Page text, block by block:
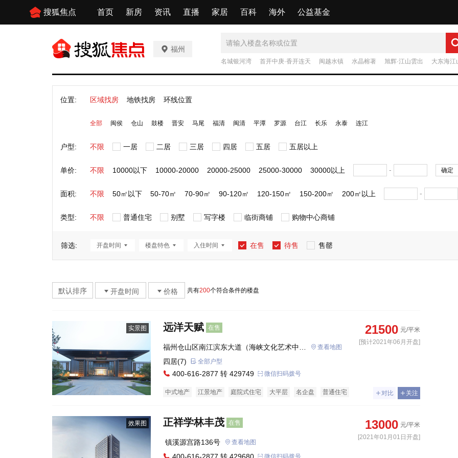
搜狐焦点 首页 新房 资讯 直播 家居 百科 海外 公益基金
福州
名城银河湾 首开中庚·香开连天 闽越水镇 水晶榕著 旭辉·江山雲出 大东海江
位置: 区域找房 地铁找房 环线位置
全部 闽侯 仓山 鼓楼 晋安 马尾 福清 闽清 平潭 罗源 台江 长乐 永泰 连江
户型: 不限 一居 二居 三居 四居 五居 五居以上
单价: 不限 10000以下 10000-20000 20000-25000 25000-30000 30000以上 - 确定
面积: 不限 50㎡以下 50-70㎡ 70-90㎡ 90-120㎡ 120-150㎡ 150-200㎡ 200㎡以上 -
类型: 不限 普通住宅 别墅 写字楼 临街商铺 购物中心商铺
筛选: 开盘时间 楼盘特色 入住时间 在售 待售 售罄
默认排序 开盘时间 价格 共有200个符合条件的楼盘
实景图 远洋天赋 在售 21500 元/平米
[预计2021年06月开盘]
福州仓山区南江滨东大道（海峡文化艺术中心
对面，花园酒店地块旁）
查看地图
四居(7) 全部户型
400-616-2877 转 429749 微信扫码拨号
中式地产 江景地产 庭院式住宅 大平层 名企盘
普通住宅
对比 关注
效果图 正祥学林丰茂 在售 13000 元/平米
[2021年01月01日开盘]
镇溪源宫路136号 查看地图
微信扫码拨号